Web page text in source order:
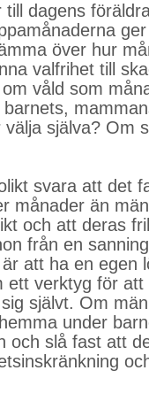
dagens
över hur
valfrihet till
våld som
själva? Om
svara att det
månader än
och att deras
från en
att ha en egen
ett verktyg för att
självt. Om
under
och slå fast att